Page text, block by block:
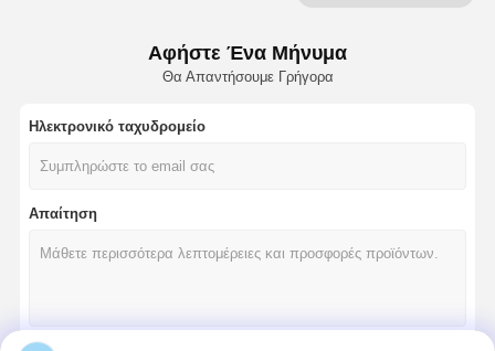
Τώρα
Τρυπάνια όπλου
Αφήστε Ένα Μήνυμα
Θα Απαντήσουμε Γρήγορα
Ηλεκτρονικό ταχυδρομείο
Απαίτηση